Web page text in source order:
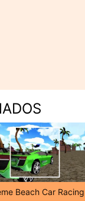
Beach Car Racing